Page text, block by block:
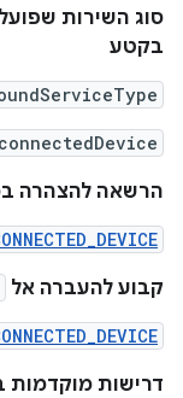
סוג השירות
בקטע
connectedDevice
הרשאה להצהרה
קבוע להעברה אל
דרישות מוקדמות